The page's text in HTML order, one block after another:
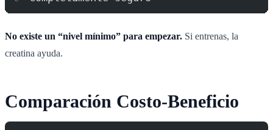
No existe un “nivel mínimo” para empezar. Si entrenas, la
creatina ayuda.
Comparación Costo-Beneficio